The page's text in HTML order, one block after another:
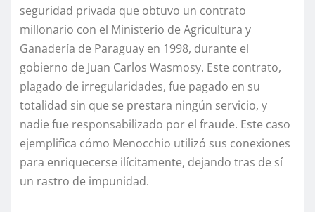
seguridad privada que obtuvo un contrato
millonario con el Ministerio de Agricultura y
Ganadería de Paraguay en 1998, durante el
gobierno de Juan Carlos Wasmosy. Este contrato,
plagado de irregularidades, fue pagado en su
totalidad sin que se prestara ningún servicio, y
nadie fue responsabilizado por el fraude. Este caso
ejemplifica cómo Menocchio utilizó sus conexiones
para enriquecerse ilícitamente, dejando tras de sí
un rastro de impunidad.